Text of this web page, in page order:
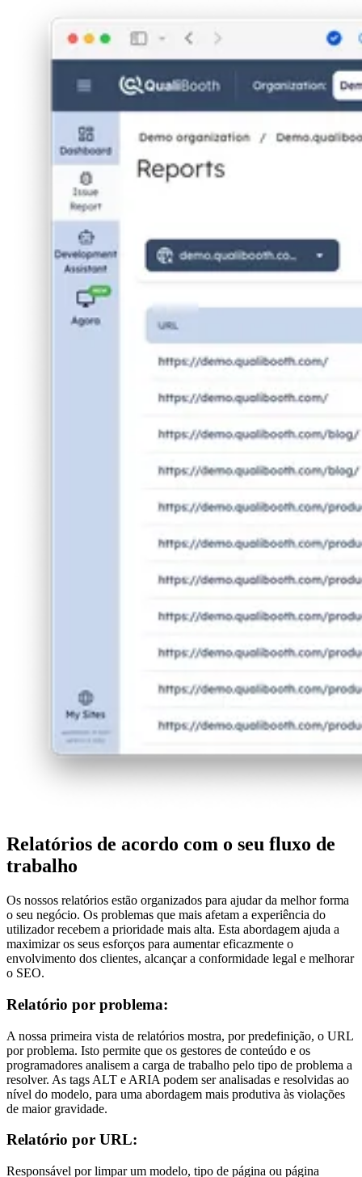
Relatórios de acordo com o seu fluxo de
trabalho
Os nossos relatórios estão organizados para ajudar da melhor forma
o seu negócio. Os problemas que mais afetam a experiência do
utilizador recebem a prioridade mais alta. Esta abordagem ajuda a
maximizar os seus esforços para aumentar eficazmente o
envolvimento dos clientes, alcançar a conformidade legal e melhorar
o SEO.
Relatório por problema:
A nossa primeira vista de relatórios mostra, por predefinição, o URL
por problema. Isto permite que os gestores de conteúdo e os
programadores analisem a carga de trabalho pelo tipo de problema a
resolver. As tags ALT e ARIA podem ser analisadas e resolvidas ao
nível do modelo, para uma abordagem mais produtiva às violações
de maior gravidade.
Relatório por URL:
Responsável por limpar um modelo, tipo de página ou página